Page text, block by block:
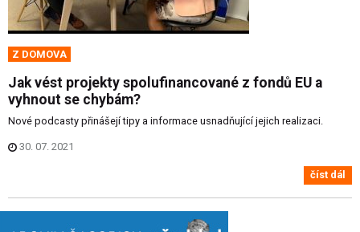
Z DOMOVA
Jak vést projekty spolufinancované z fondů EU a
vyhnout se chybám?
Nové podcasty přinášejí tipy a informace usnadňující jejich realizaci.
30. 07. 2021
číst dál